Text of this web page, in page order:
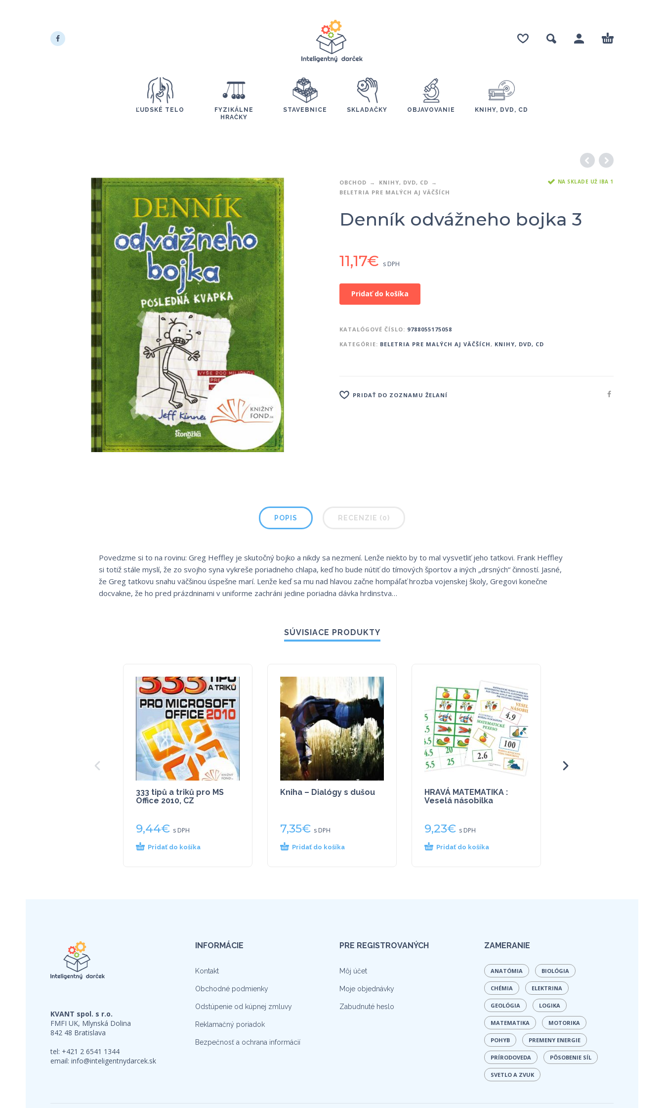
ĽUDSKÉ TELO
FYZIKÁLNE
HRAČKY
STAVEBNICE SKLADAČKY OBJAVOVANIE KNIHY, DVD, CD
OBCHOD
KNIHY, DVD, CD
BELETRIA PRE MALÝCH AJ VÄČŠÍCH
NA SKLADE UŽ IBA 1
Denník odvážneho bojka 3
11,17€ s DPH
Pridať do košíka
KATALÓGOVÉ ČÍSLO: 9788055175058
KATEGÓRIE: BELETRIA PRE MALÝCH AJ VÄČŠÍCH, KNIHY, DVD, CD
PRIDAŤ DO ZOZNAMU ŽELANÍ
POPIS RECENZIE (0)
Povedzme si to na rovinu: Greg Heffley je skutočný bojko a nikdy sa nezmení. Lenže niekto by to mal vysvetliť jeho tatkovi. Frank Heffley
si totiž stále myslí, že zo svojho syna vykreše poriadneho chlapa, keď ho bude nútiť do tímových športov a iných „drsných“ činností. Jasné,
že Greg tatkovu snahu väčšinou úspešne marí. Lenže keď sa mu nad hlavou začne hompáľať hrozba vojenskej školy, Gregovi konečne
docvakne, že ho pred prázdninami v uniforme zachráni jedine poriadna dávka hrdinstva…
SÚVISIACE PRODUKTY
333 tipů a triků pro MS
Office 2010, CZ
9,44€ s DPH
Pridať do košíka
Kniha – Dialógy s dušou
7,35€ s DPH
Pridať do košíka
HRAVÁ MATEMATIKA :
Veselá násobilka
9,23€ s DPH
Pridať do košíka
KVANT spol. s r.o.
FMFI UK, Mlynská Dolina
842 48 Bratislava
tel: +421 2 6541 1344
email: info@inteligentnydarcek.sk
INFORMÁCIE
Kontakt
Obchodné podmienky
Odstúpenie od kúpnej zmluvy
Reklamačný poriadok
Bezpečnosť a ochrana informácií
PRE REGISTROVANÝCH
Môj účet
Moje objednávky
Zabudnuté heslo
ZAMERANIE
ANATÓMIA BIOLÓGIA
CHÉMIA ELEKTRINA
GEOLÓGIA LOGIKA
MATEMATIKA MOTORIKA
POHYB PREMENY ENERGIE
PRÍRODOVEDA PÔSOBENIE SÍL
SVETLO A ZVUK